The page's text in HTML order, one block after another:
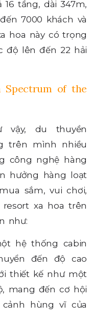
tầng, dài 347m,
7000 khách và
hoa này có trọng
độ lên đến 22 hải
of the
vậy, du thuyền
trên mình nhiều
công nghệ hàng
hưởng hàng loạt
sắm, vui chơi,
xa hoa trên
như:
hệ thống cabin
đến độ cao
thiết kế như một
mang đến cơ hội
hùng vĩ của